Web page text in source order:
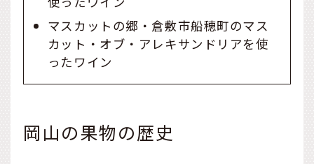
マスカットの郷・倉敷市船穂町のマス
カット・オブ・アレキサンドリアを使
ったワイン
岡山の果物の歴史